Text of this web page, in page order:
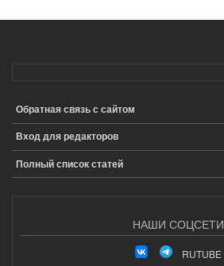
ПОДВАЛ
Обратная связь с сайтом
Вход для редакторов
Полный список статей
НАШИ СОЦСЕТИ
RUTUBE